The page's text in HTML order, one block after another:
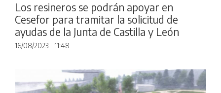
Los resineros se podrán apoyar en
Cesefor para tramitar la solicitud de
ayudas de la Junta de Castilla y León
16/08/2023 - 11:48